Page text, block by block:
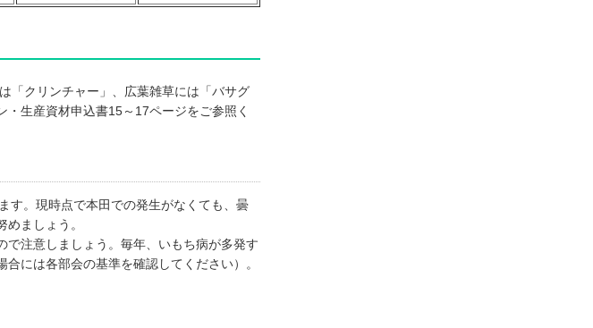
クリンチャー」、広葉雑草には「バサグ
生産資材申込書15～17ページをご参照く
。現時点で本田での発生がなくても、曇
ましょう。
注意しましょう。毎年、いもち病が多発す
には各部会の基準を確認してください）。